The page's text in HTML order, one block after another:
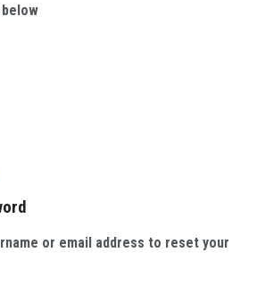
or email address to reset your